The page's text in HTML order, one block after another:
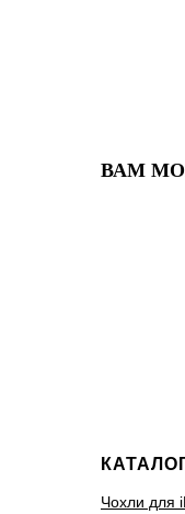
ВАМ
Чохли для